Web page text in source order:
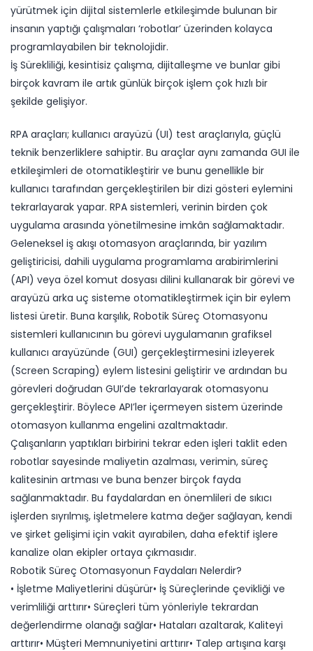
yürütmek için dijital sistemlerle etkileşimde bulunan bir
insanın yaptığı çalışmaları ‘robotlar’ üzerinden kolayca
programlayabilen bir teknolojidir.
İş Sürekliliği, kesintisiz çalışma, dijitalleşme ve bunlar gibi
birçok kavram ile artık günlük birçok işlem çok hızlı bir
şekilde gelişiyor.
RPA araçları; kullanıcı arayüzü (UI) test araçlarıyla, güçlü
teknik benzerliklere sahiptir. Bu araçlar aynı zamanda GUI ile
etkileşimleri de otomatikleştirir ve bunu genellikle bir
kullanıcı tarafından gerçekleştirilen bir dizi gösteri eylemini
tekrarlayarak yapar. RPA sistemleri, verinin birden çok
uygulama arasında yönetilmesine imkân sağlamaktadır.
Geleneksel iş akışı otomasyon araçlarında, bir yazılım
geliştiricisi, dahili uygulama programlama arabirimlerini
(API) veya özel komut dosyası dilini kullanarak bir görevi ve
arayüzü arka uç sisteme otomatikleştirmek için bir eylem
listesi üretir. Buna karşılık, Robotik Süreç Otomasyonu
sistemleri kullanıcının bu görevi uygulamanın grafiksel
kullanıcı arayüzünde (GUI) gerçekleştirmesini izleyerek
(Screen Scraping) eylem listesini geliştirir ve ardından bu
görevleri doğrudan GUI’de tekrarlayarak otomasyonu
gerçekleştirir. Böylece API’ler içermeyen sistem üzerinde
otomasyon kullanma engelini azaltmaktadır.
Çalışanların yaptıkları birbirini tekrar eden işleri taklit eden
robotlar sayesinde maliyetin azalması, verimin, süreç
kalitesinin artması ve buna benzer birçok fayda
sağlanmaktadır. Bu faydalardan en önemlileri de sıkıcı
işlerden sıyrılmış, işletmelere katma değer sağlayan, kendi
ve şirket gelişimi için vakit ayırabilen, daha efektif işlere
kanalize olan ekipler ortaya çıkmasıdır.
Robotik Süreç Otomasyonun Faydaları Nelerdir?
• İşletme Maliyetlerini düşürür• İş Süreçlerinde çevikliği ve
verimliliği arttırır• Süreçleri tüm yönleriyle tekrardan
değerlendirme olanağı sağlar• Hataları azaltarak, Kaliteyi
arttırır• Müşteri Memnuniyetini arttırır• Talep artışına karşı